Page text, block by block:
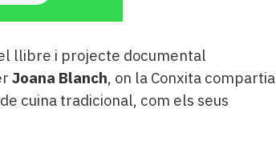
llibre i projecte documental
Joana Blanch, on la Conxita compartia
cuina tradicional, com els seus